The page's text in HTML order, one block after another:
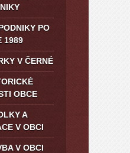
PO
1989
V ČERNÉ
OBCE
A
V OBCI
V OBCI